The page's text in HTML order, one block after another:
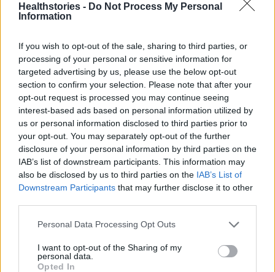
Healthstories - Do Not Process My Personal
Information
If you wish to opt-out of the sale, sharing to third parties, or
processing of your personal or sensitive information for
targeted advertising by us, please use the below opt-out
section to confirm your selection. Please note that after your
opt-out request is processed you may continue seeing
interest-based ads based on personal information utilized by
us or personal information disclosed to third parties prior to
your opt-out. You may separately opt-out of the further
disclosure of your personal information by third parties on the
IAB’s list of downstream participants. This information may
also be disclosed by us to third parties on the IAB’s List of
Downstream Participants that may further disclose it to other
Personal Data Processing Opt Outs
I want to opt-out of the Sharing of my
personal data.
Opted In
την χώρα μας στον ευρωπαϊκό ογκολογικό
Μέσω της καταγραφής σε εθνικό επίπεδο, θα
συλλεγούν για πρώτη φορά ακριβή πρωτογενή
δεδομένα για τη συχνότητα, την επίπτωση και
τον επιπολασμό της νόσου, για τη χρήση και
την αποτελεσματικότητα των θεραπειών,
επιτρέποντας καλύτερη χάραξη πολιτικών
υγείας.
Είμαι ιδιαίτερα περήφανη, που με τοποθέτηση
ρόλο σε αυτή τη δράση, μιας και έχω τον
συντονισμό της ομάδας για την υλοποίηση του
Μητρώου. Αυτό το όραμα γίνεται πλέον